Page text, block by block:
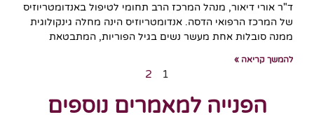
ד"ר אורי דיאור, מנהל המרכז הרב תחומי לטיפול באנדומטריוזיס
של המרכז הרפואי הדסה. אנדומטריוזיס הינה מחלה גינקולוגית
ממנה סובלות אחת מעשר נשים בגיל הפוריות, המתבטאת
להמשך קריאה »
1
2
הפנייה למאמרים נוספים